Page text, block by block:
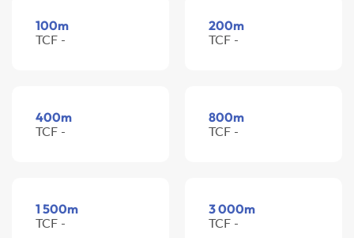
100m
TCF -
200m
TCF -
400m
TCF -
800m
TCF -
1 500m
TCF -
3 000m
TCF -